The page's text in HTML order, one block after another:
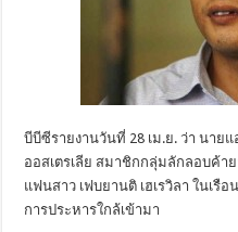
บีบีซีรายงานวันที่ 28 เม.ย. ว่า นา
ออสเตรเลีย สมาชิกกลุ่มลักลอบค้า
แฟนสาว เฟบยานติ เฮเรวิลา ในเ
การประหารใกล้เข้ามา